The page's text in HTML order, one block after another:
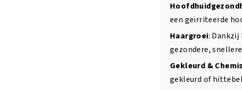
een geïrriteerde
Haargroei:
gezondere,
Gekleurd &
gekleurd of